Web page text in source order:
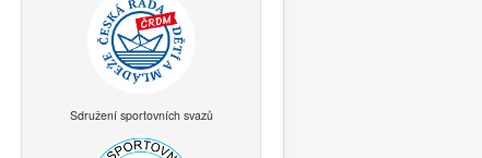
Sdružení sportovních svazů